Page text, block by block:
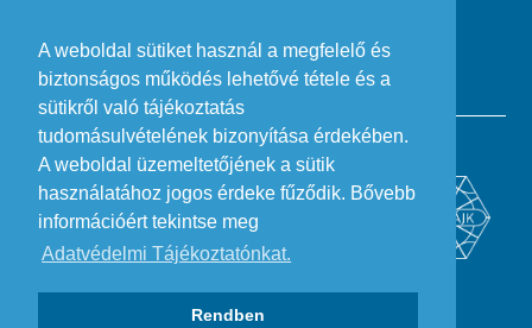
A weboldal sütiket használ a megfelelő és
biztonságos működés lehetővé tétele és a
sütikről való tájékoztatás
tudomásulvételének bizonyítása érdekében.
A weboldal üzemeltetőjének a sütik
használatához jogos érdeke fűződik. Bővebb
információért tekintse meg
Adatvédelmi Tájékoztatónkat.
Rendben
Design:Gertheis Anna